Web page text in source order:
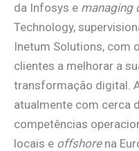
da Infosys e managing
Technology,
Inetum Solutions, com
clientes a melhorar a
transformação digital.
atualmente com cerca
competências
locais e offshorena